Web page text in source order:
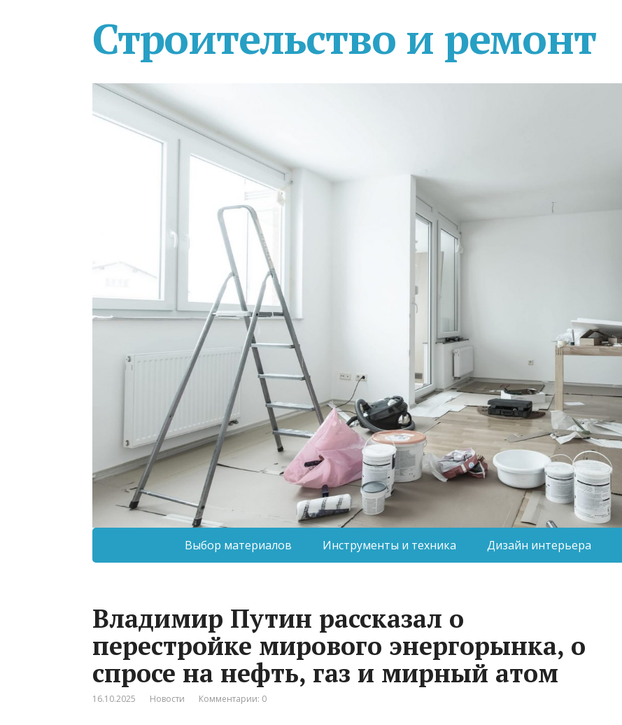
Строительство и ремонт
Выбор материалов Инструменты и техника Дизайн интерьера
Владимир Путин рассказал о
перестройке мирового энергорынка, о
спросе на нефть, газ и мирный атом
16.10.2025 Новости Комментарии: 0